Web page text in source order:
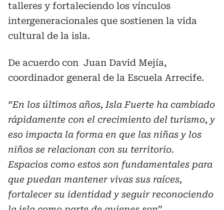
talleres y fortaleciendo los vínculos
intergeneracionales que sostienen la vida
cultural de la isla.
De acuerdo con Juan David Mejía,
coordinador general de la Escuela Arrecife.
“En los últimos años, Isla Fuerte ha cambiado
rápidamente con el crecimiento del turismo, y
eso impacta la forma en que las niñas y los
niños se relacionan con su territorio.
Espacios como estos son fundamentales para
que puedan mantener vivas sus raíces,
fortalecer su identidad y seguir reconociendo